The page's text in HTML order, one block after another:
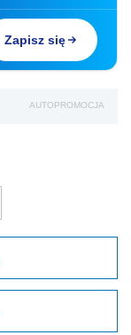
Zapisz się
AUTOPROMOCJA